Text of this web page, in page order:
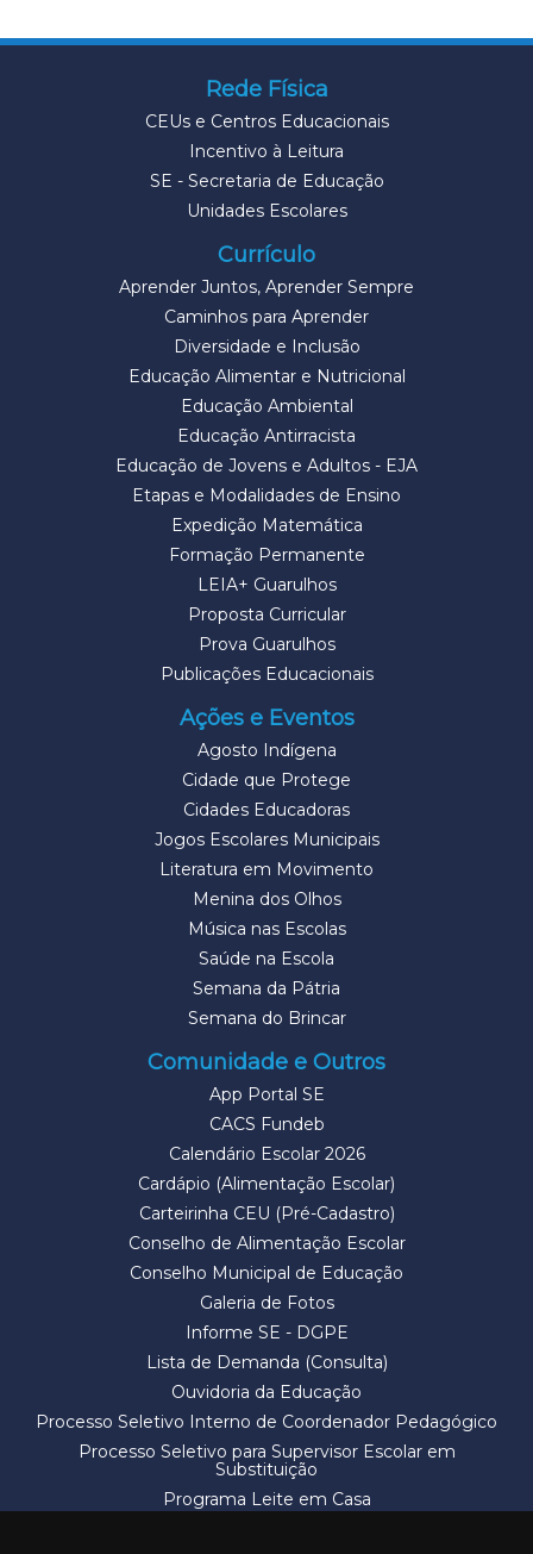
Rede Física
CEUs e Centros Educacionais
Incentivo à Leitura
SE - Secretaria de Educação
Unidades Escolares
Currículo
Aprender Juntos, Aprender Sempre
Caminhos para Aprender
Diversidade e Inclusão
Educação Alimentar e Nutricional
Educação Ambiental
Educação Antirracista
Educação de Jovens e Adultos - EJA
Etapas e Modalidades de Ensino
Expedição Matemática
Formação Permanente
LEIA+ Guarulhos
Proposta Curricular
Prova Guarulhos
Publicações Educacionais
Ações e Eventos
Agosto Indígena
Cidade que Protege
Cidades Educadoras
Jogos Escolares Municipais
Literatura em Movimento
Menina dos Olhos
Música nas Escolas
Saúde na Escola
Semana da Pátria
Semana do Brincar
Comunidade e Outros
App Portal SE
CACS Fundeb
Calendário Escolar 2026
Cardápio (Alimentação Escolar)
Carteirinha CEU (Pré-Cadastro)
Conselho de Alimentação Escolar
Conselho Municipal de Educação
Galeria de Fotos
Informe SE - DGPE
Lista de Demanda (Consulta)
Ouvidoria da Educação
Processo Seletivo Interno de Coordenador Pedagógico
Processo Seletivo para Supervisor Escolar em
Substituição
Programa Leite em Casa